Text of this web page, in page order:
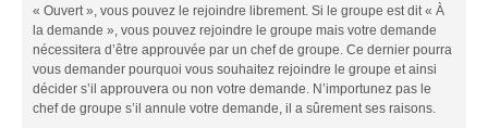
« Ouvert », vous pouvez le rejoindre librement. Si le groupe est dit « À
la demande », vous pouvez rejoindre le groupe mais votre demande
nécessitera d’être approuvée par un chef de groupe. Ce dernier pourra
vous demander pourquoi vous souhaitez rejoindre le groupe et ainsi
décider s’il approuvera ou non votre demande. N’importunez pas le
chef de groupe s’il annule votre demande, il a sûrement ses raisons.